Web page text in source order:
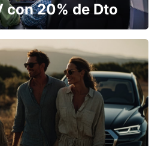
con 20% de Dto